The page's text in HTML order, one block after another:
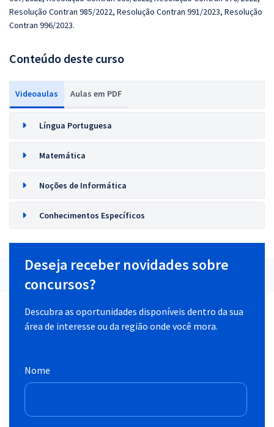
Resolução Contran 985/2022, Resolução Contran 991/2023, Resolução
Contran 996/2023.
Conteúdo deste curso
Videoaulas Aulas em PDF
Língua Portuguesa
Matemática
Noções de Informática
Conhecimentos Específicos
Deseja receber novidades sobre
concursos?
Descubra as oportunidades disponíveis dentro da sua
área de interesse ou da região onde você mora.
Nome